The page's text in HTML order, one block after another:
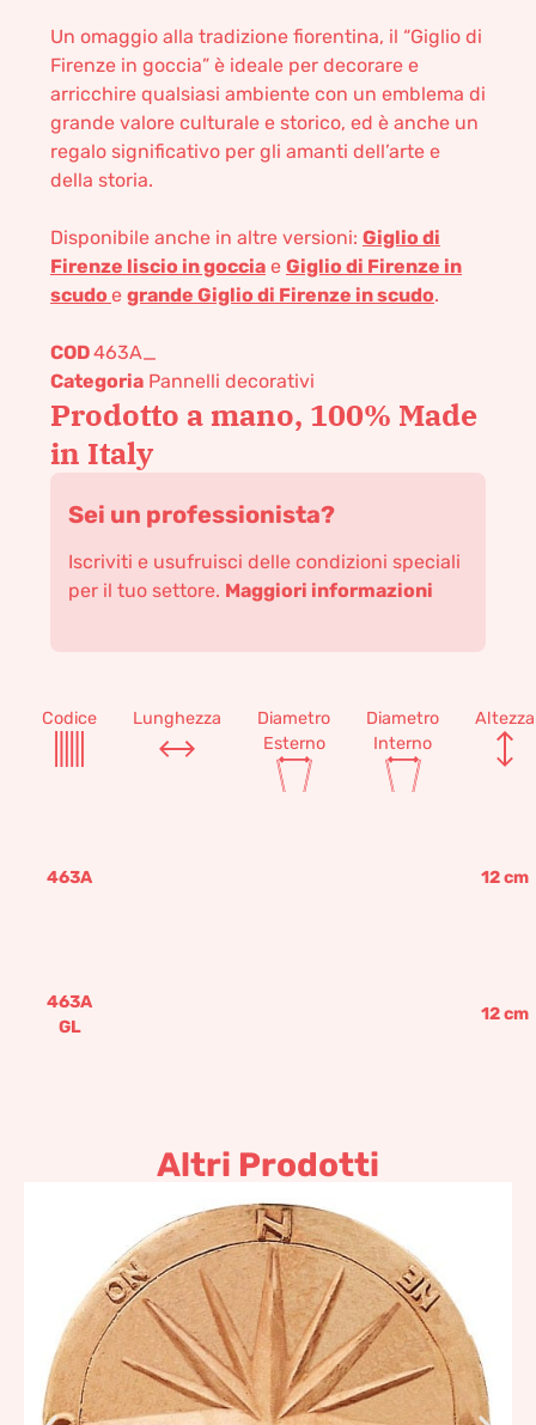
Un omaggio alla tradizione fiorentina, il “Giglio di
Firenze in goccia” è ideale per decorare e
arricchire qualsiasi ambiente con un emblema di
grande valore culturale e storico, ed è anche un
regalo significativo per gli amanti dell’arte e
della storia.
Disponibile anche in altre versioni: Giglio di
Firenze liscio in goccia e Giglio di Firenze in
scudo e grande Giglio di Firenze in scudo.
COD463A_
Categoria Pannelli decorativi
Prodotto a mano, 100% Made
in Italy
Sei un professionista?
Iscriviti e usufruisci delle condizioni speciali
per il tuo settore. Maggiori informazioni
Codice Lunghezza
Diametro
Esterno
Diametro
Interno
Altezza
463A 12cm
463A
GL
12cm
Altri Prodotti
Rosa dei venti
102,26 € –364,00€